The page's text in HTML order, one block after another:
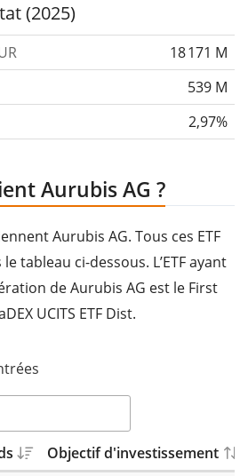
(2025)
18 171 M
539 M
2,97%
Aurubis AG ?
Aurubis AG. Tous ces ETF
tableau ci-dessous. L’ETF ayant
de Aurubis AG est le First
UCITS ETF Dist.
Objectif d'investissement